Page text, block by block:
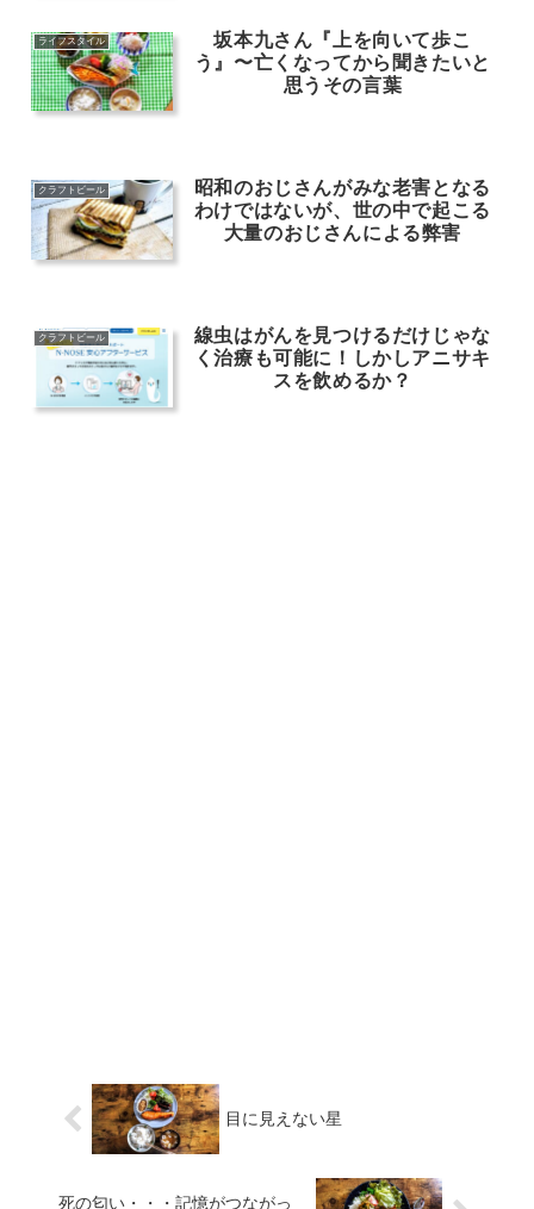
ライフスタイル
坂本九さん『上を向いて歩こ
う』〜亡くなってから聞きたいと
思うその言葉
クラフトビール
昭和のおじさんがみな老害となる
わけではないが、世の中で起こる
大量のおじさんによる弊害
クラフトビール
線虫はがんを見つけるだけじゃな
く治療も可能に！しかしアニサキ
スを飲めるか？
目に見えない星
死の匂い・・・記憶がつながっ